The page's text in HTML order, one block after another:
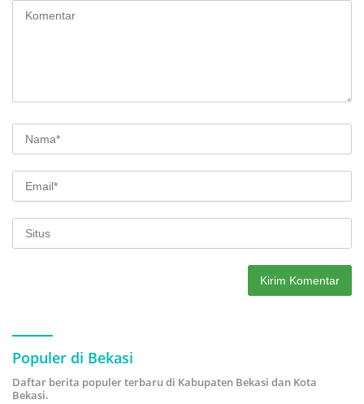
Populer di Bekasi
Daftar berita populer terbaru di Kabupaten Bekasi dan Kota
Bekasi.